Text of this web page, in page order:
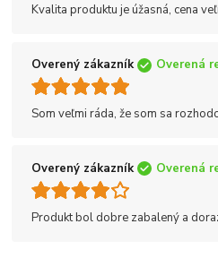
Kvalita produktu je úžasná, cena
Overený zákazník Overená
Som veľmi ráda, že som sa
Overený zákazník Overená
Produkt bol dobre zabalený a